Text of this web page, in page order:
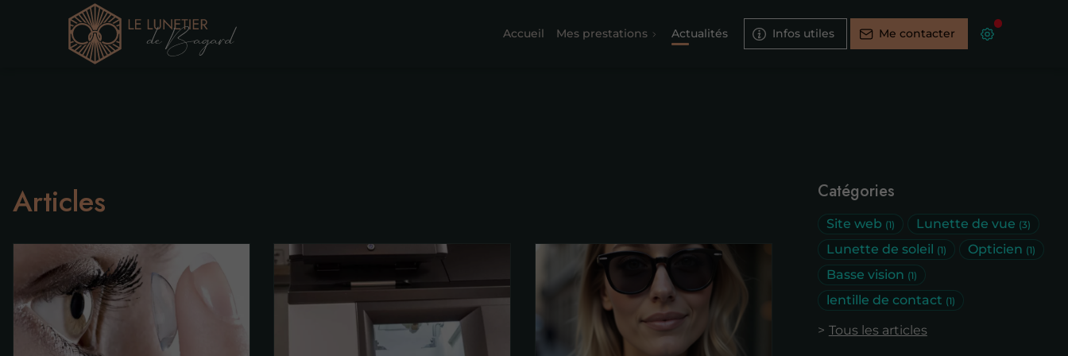
Accueil Mes prestations Actualités Infos utiles Me contacter
Catégories
Site web (1) Lunette de vue (3)
Lunette de soleil (1) Opticien (1)
Basse vision (1)
lentille de contact (1)
Tous les articles
Articles